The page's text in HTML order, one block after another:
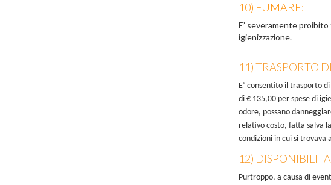
10) FUMARE:
E’ severamente
igienizzazione.
11) TRASPORTO
E’ consentito il trasporto
di € 135,00 per spese di
odore, possano
relativo costo, fatta salva
condizioni in cui si trovava
12)
Purtroppo, a causa di